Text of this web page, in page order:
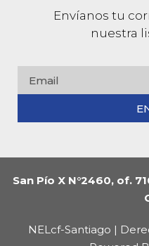
Envíanos tu
nuestra
San Pío X N°2460, of.
NELcf-Santiago |